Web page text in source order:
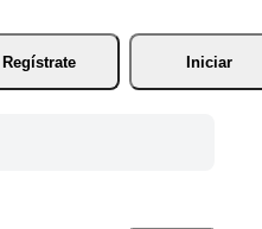
Regístrate
Iniciar